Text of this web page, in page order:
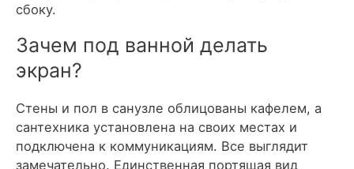
сбоку.
Зачем под ванной делать
экран?
Стены и пол в санузле облицованы кафелем, а
сантехника установлена на своих местах и
подключена к коммуникациям. Все выглядит
замечательно. Единственная портящая вид